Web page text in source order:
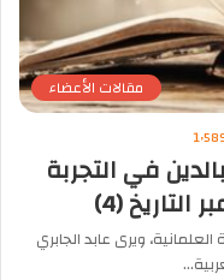
مقالات الأعضاء
بالدين في التجربة
(4)
ويرى عابد الجابري